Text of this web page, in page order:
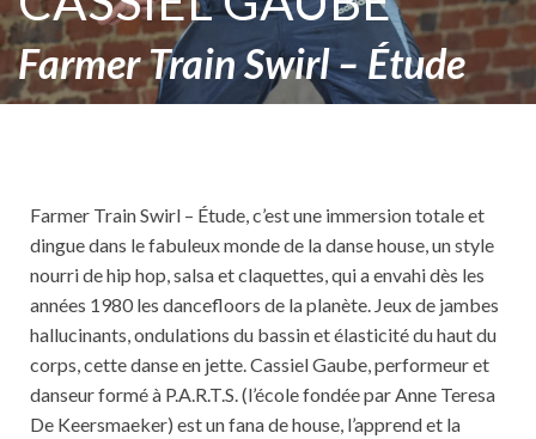
Farmer Train Swirl – Étude
Farmer Train Swirl – Étude, c’est une immersion totale et
dingue dans le fabuleux monde de la danse house, un style
nourri de hip hop, salsa et claquettes, qui a envahi dès les
années 1980 les dancefloors de la planète. Jeux de jambes
hallucinants, ondulations du bassin et élasticité du haut du
corps, cette danse en jette. Cassiel Gaube, performeur et
danseur formé à P.A.R.T.S. (l’école fondée par Anne Teresa
De Keersmaeker) est un fana de house, l’apprend et la